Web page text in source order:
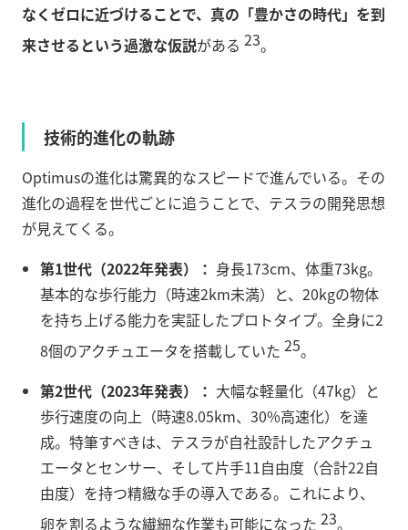
なくゼロに近づけることで、真の「豊かさの時代」を到
来させるという過激な仮説がある 23。
技術的進化の軌跡
Optimusの進化は驚異的なスピードで進んでいる。その
進化の過程を世代ごとに追うことで、テスラの開発思想
が見えてくる。
第1世代（2022年発表）： 身長173cm、体重73kg。
基本的な歩行能力（時速2km未満）と、20kgの物体
を持ち上げる能力を実証したプロトタイプ。全身に2
8個のアクチュエータを搭載していた 25。
第2世代（2023年発表）： 大幅な軽量化（47kg）と
歩行速度の向上（時速8.05km、30%高速化）を達
成。特筆すべきは、テスラが自社設計したアクチュ
エータとセンサー、そして片手11自由度（合計22自
由度）を持つ精緻な手の導入である。これにより、
卵を割るような繊細な作業も可能になった 23。